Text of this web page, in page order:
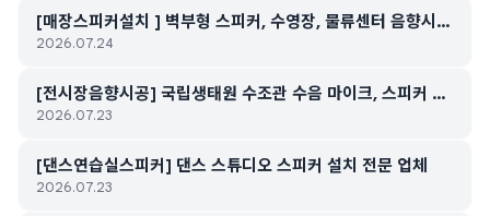
[매장스피커설치 ] 벽부형 스피커, 수영장, 물류센터 음향시스
템 스피커 무선 마이크 설치
2026.07.24
[전시장음향시공] 국립생태원 수조관 수음 마이크, 스피커 설
치
2026.07.23
[댄스연습실스피커] 댄스 스튜디오 스피커 설치 전문 업체
2026.07.23